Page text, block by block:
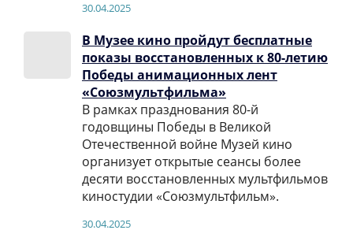
30.04.2025
В Музее кино пройдут бесплатные
показы восстановленных к 80-летию
Победы анимационных лент
«Союзмультфильма»
В рамках празднования 80-й
годовщины Победы в Великой
Отечественной войне Музей кино
организует открытые сеансы более
десяти восстановленных мультфильмов
киностудии «Союзмультфильм».
30.04.2025